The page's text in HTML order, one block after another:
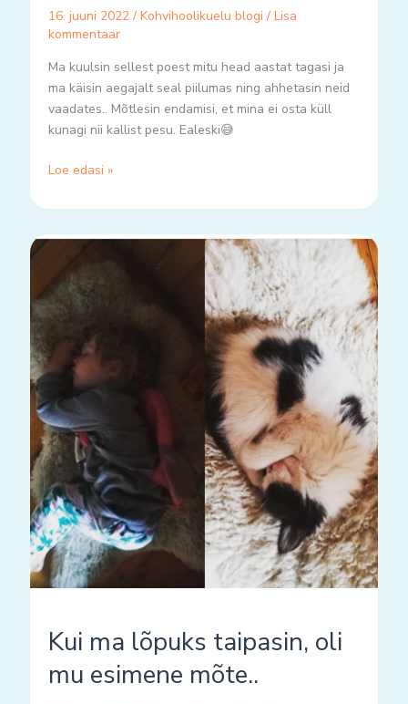
16. juuni 2022 / Kohvihoolikuelu blogi / Lisa
kommentaar
Ma kuulsin sellest poest mitu head aastat tagasi ja
ma käisin aegajalt seal piilumas ning ahhetasin neid
vaadates.. Mõtlesin endamisi, et mina ei osta küll
kunagi nii kallist pesu. Ealeski😅
Loe edasi »
Kui ma lõpuks taipasin, oli
mu esimene mõte..
Kui
lõpuks
taipasin,
mu
esimene
mõte..